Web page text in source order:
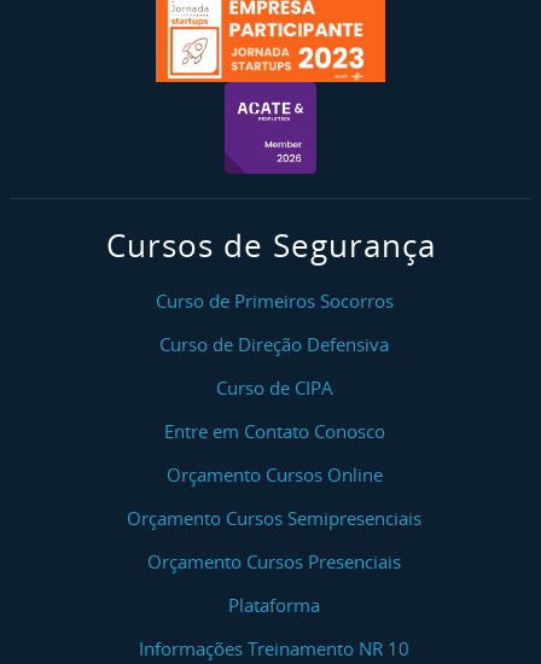
Cursos de Segurança
Curso de Primeiros Socorros
Curso de Direção Defensiva
Curso de CIPA
Entre em Contato Conosco
Orçamento Cursos Online
Orçamento Cursos Semipresenciais
Orçamento Cursos Presenciais
Plataforma
Informações Treinamento NR 10